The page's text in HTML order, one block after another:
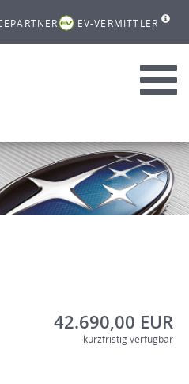
EV-VERMITTLER
42.690,00 EUR
kurzfristig verfügbar